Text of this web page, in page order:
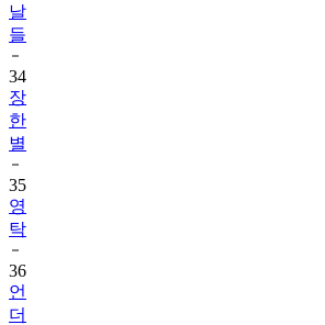
날
들
34
장
한
별
35
영
탁
36
언
더